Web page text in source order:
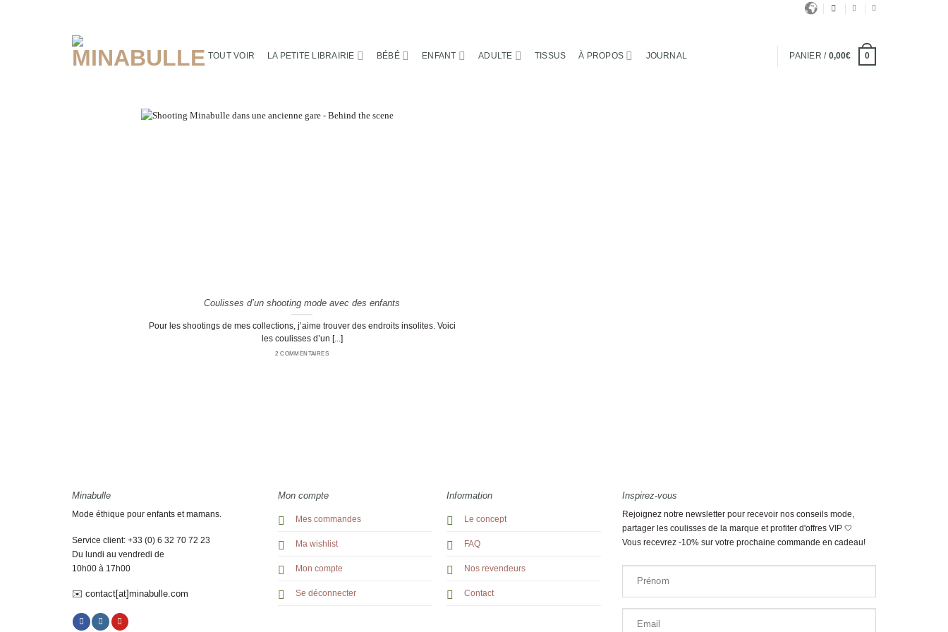
TOUT VOIR LA PETITE LIBRAIRIE BÉBÉ ENFANT ADULTE TISSUS À PROPOS JOURNAL PANIER / 0,00€ 0
Coulisses d’un shooting mode avec des enfants
Pour les shootings de mes collections, j’aime trouver des endroits insolites. Voici
les coulisses d’un [...]
2 COMMENTAIRES
Minabulle
Mode éthique pour enfants et mamans.
Service client: +33 (0) 6 32 70 72 23
Du lundi au vendredi de
10h00 à 17h00
✉️ contact[at]minabulle.com
Mon compte
Mes commandes
Ma wishlist
Mon compte
Se déconnecter
Information
Le concept
FAQ
Nos revendeurs
Contact
Inspirez-vous
Rejoignez notre newsletter pour recevoir nos conseils mode,
partager les coulisses de la marque et profiter d'offres VIP 🤍
Vous recevrez -10% sur votre prochaine commande en cadeau!
Prénom
Email